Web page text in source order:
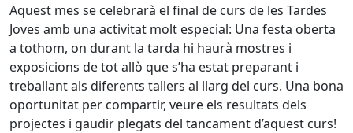
Aquest mes se celebrarà el final de curs de les Tardes
Joves amb una activitat molt especial: Una festa oberta
a tothom, on durant la tarda hi haurà mostres i
exposicions de tot allò que s’ha estat preparant i
treballant als diferents tallers al llarg del curs. Una bona
oportunitat per compartir, veure els resultats dels
projectes i gaudir plegats del tancament d’aquest curs!